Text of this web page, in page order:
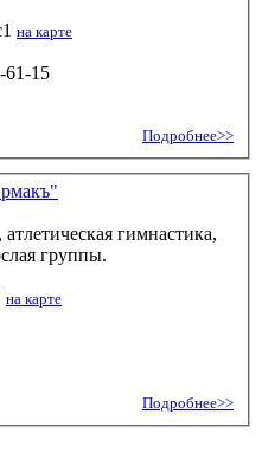
на карте
61-15
Подробнее>>
гимнастика,
группы.
на карте
Подробнее>>